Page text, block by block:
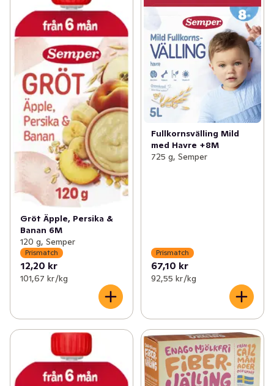
Gröt Äpple, Persika &
Banan 6M
120 g, Semper
Prismatch
12,20 kr
101,67 kr /kg
Fullkornsvälling Mild
med Havre +8M
725 g, Semper
Prismatch
67,10 kr
92,55 kr /kg